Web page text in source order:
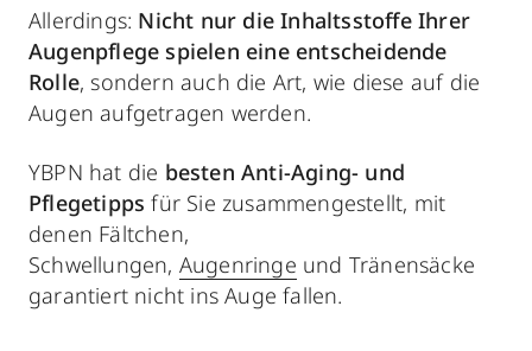
Allerdings: Nicht nur die Inhaltsstoffe Ihrer
Augenpflege spielen eine entscheidende
Rolle, sondern auch die Art, wie diese auf die
Augen aufgetragen werden.
YBPN hat die besten Anti-Aging- und
Pflegetipps für Sie zusammengestellt, mit
denen Fältchen,
Schwellungen, Augenringe und Tränensäcke
garantiert nicht ins Auge fallen.